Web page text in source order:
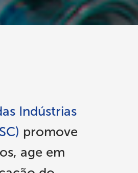
Indústrias
promove
age em